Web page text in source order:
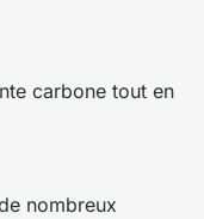
carbone tout en
nombreux